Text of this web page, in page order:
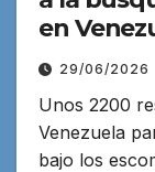
en
29/06/2026
Unos 2200
Venezuela
bajo los